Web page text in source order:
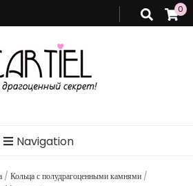
0
Navigation
/ Кольца с полудрагоценными камнями /